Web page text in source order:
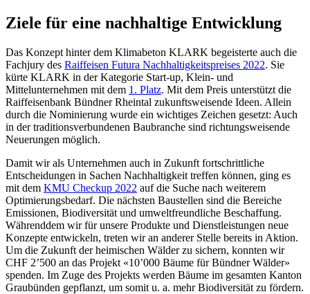
Ziele für eine nachhaltige Entwicklung
Das Konzept hinter dem Klimabeton KLARK begeisterte auch die
Fachjury des Raiffeisen Futura Nachhaltigkeitspreises 2022. Sie
kürte KLARK in der Kategorie Start-up, Klein- und
Mittelunternehmen mit dem 1. Platz. Mit dem Preis unterstützt die
Raiffeisenbank Bündner Rheintal zukunftsweisende Ideen. Allein
durch die Nominierung wurde ein wichtiges Zeichen gesetzt: Auch
in der traditionsverbundenen Baubranche sind richtungsweisende
Neuerungen möglich.
Damit wir als Unternehmen auch in Zukunft fortschrittliche
Entscheidungen in Sachen Nachhaltigkeit treffen können, ging es
mit dem KMU Checkup 2022 auf die Suche nach weiterem
Optimierungsbedarf. Die nächsten Baustellen sind die Bereiche
Emissionen, Biodiversität und umweltfreundliche Beschaffung.
Währenddem wir für unsere Produkte und Dienstleistungen neue
Konzepte entwickeln, treten wir an anderer Stelle bereits in Aktion.
Um die Zukunft der heimischen Wälder zu sichern, konnten wir
CHF 2’500 an das Projekt «10’000 Bäume für Bündner Wälder»
spenden. Im Zuge des Projekts werden Bäume im gesamten Kanton
Graubünden gepflanzt, um somit u. a. mehr Biodiversität zu fördern.